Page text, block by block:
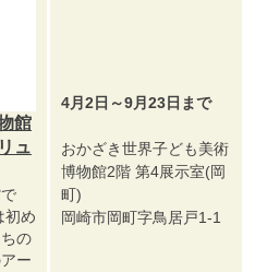
館
ュ
初め
の
ー
4月2日～9月23日まで
おかざき世界子ども美術
博物館2階 第4展示室(岡
町)
岡崎市岡町字鳥居戸1-1